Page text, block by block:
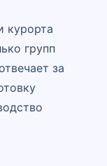
курорта
групп
за